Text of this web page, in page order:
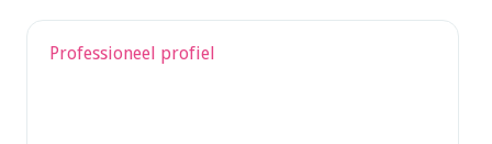
Professioneel profiel